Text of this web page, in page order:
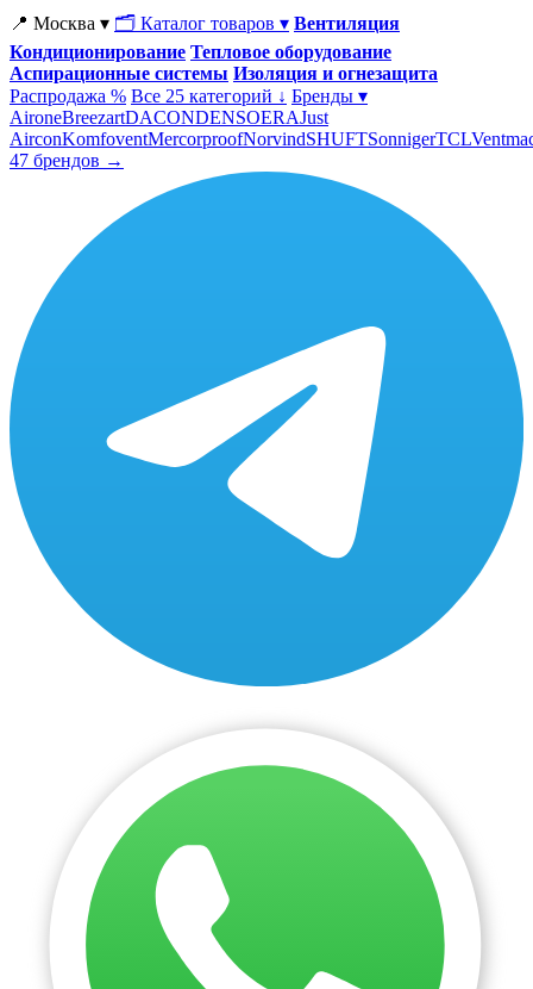
📍 Москва ▾ 🗂 Каталог товаров ▾ Вентиляция
Кондиционирование Тепловое оборудование
Аспирационные системы Изоляция и огнезащита
Распродажа % Все 25 категорий ↓ Бренды ▾
AironeBreezartDACONDENSOERAJust
AirconKomfoventMercorproofNorvindSHUFTSonnigerTCL
47 брендов →